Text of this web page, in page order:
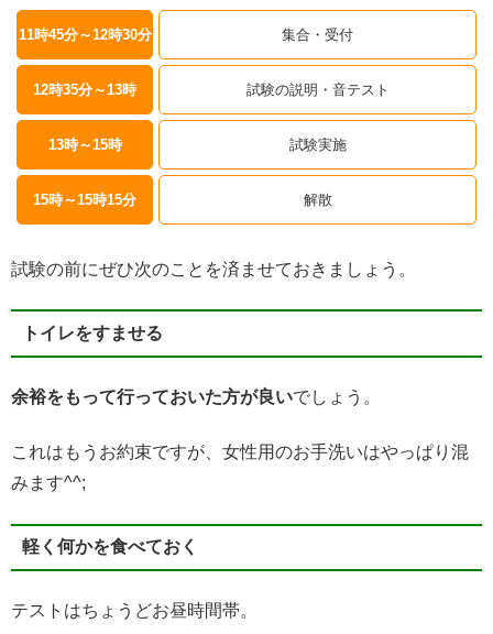
11時45分～12時30分 集合・受付
12時35分～13時 試験の説明・音テスト
13時～15時 試験実施
15時～15時15分 解散
試験の前にぜひ次のことを済ませておきましょう。
トイレをすませる
余裕をもって行っておいた方が良いでしょう。
これはもうお約束ですが、女性用のお手洗いはやっぱり混
みます^^;
軽く何かを食べておく
テストはちょうどお昼時間帯。